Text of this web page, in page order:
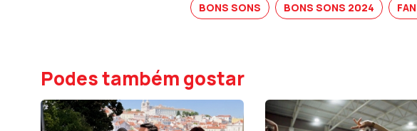
BONS SONS BONS SONS 2024
Podes também gostar